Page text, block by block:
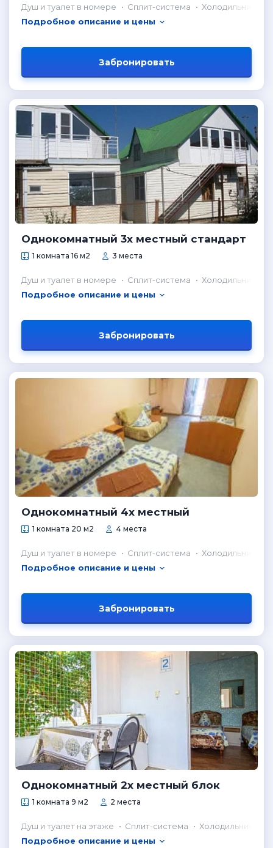
Душ и туалет в номере Сплит-система
Холодильник в
Подробное описание и цены
Забронировать
Однокомнатный 3х местный стандарт
1 комната 16 м2 3 места
Душ и туалет в номере Сплит-система
Холодильник в
Подробное описание и цены
Забронировать
Однокомнатный 4х местный
1 комната 20 м2 4 места
Душ и туалет в номере Сплит-система
Холодильник в
Подробное описание и цены
Забронировать
Однокомнатный 2х местный блок
1 комната 9 м2 2 места
Душ и туалет на этаже Сплит-система
Холодильник в
Подробное описание и цены